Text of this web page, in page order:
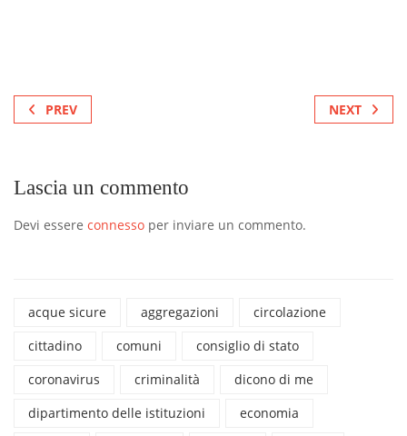
PREV NEXT
Lascia un commento
Devi essere connesso per inviare un commento.
acque sicure aggregazioni
circolazione
cittadino
comuni
consiglio di stato
coronavirus
criminalità
dicono di me
dipartimento delle istituzioni
economia